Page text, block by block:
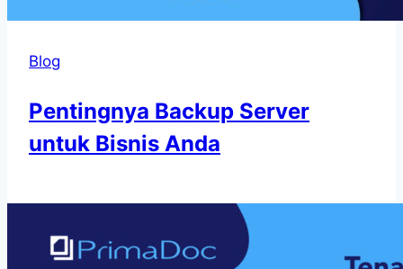
Blog
Pentingnya Backup Server
untuk Bisnis Anda